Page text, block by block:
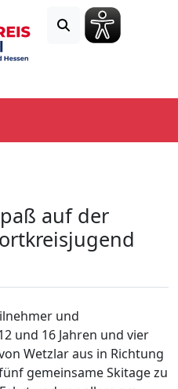
auf der
und
und 16 Jahren und vier
Wetzlar aus in Richtung
gemeinsame Skitage zu